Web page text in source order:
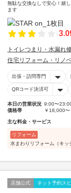
無駄な交換なしで安心！嬉
ます
トイレつまり・水漏れ
住宅リフォーム・リノ
出張・訪問専門
QRコード決済可
本日の営業状況 9:00〜
価格帯
￥18,000
主な料金・サービス
リフォーム
水まわりリフォーム（キッ
店舗公式 ネット予約ス